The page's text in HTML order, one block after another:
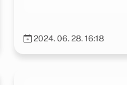
2024. 06. 28. 16:18